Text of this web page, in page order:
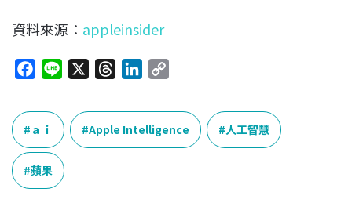
資料來源： appleinsider
c
e
b
o
o
e
r
e
a
n
k
e
p
y
L
ａｉ Apple Intelligence 人工智慧
蘋果